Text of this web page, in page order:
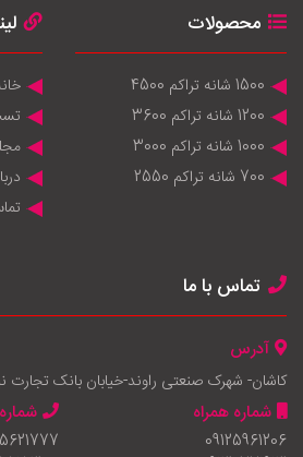
محصولات
1500 شانه تراکم 4500
1200 شانه تراکم 3600
1000 شانه تراکم 3000
700 شانه تراکم 2550
تماس با ما
آدرس
کاشان- شهرک صنعتی راوند-خیابان بانک
شماره همراه
09125961206